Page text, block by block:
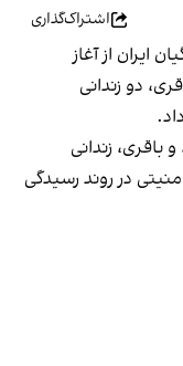
اشتراک‌گذاری
از آغاز
‌دو زندانی
باقری، زندانی
در روند رسیدگی